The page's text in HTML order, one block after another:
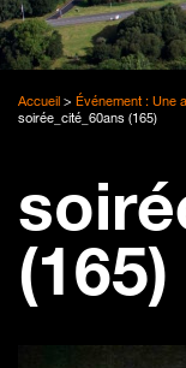
Accueil > Événement : Une
soirée_cité_60ans (165)
(165)